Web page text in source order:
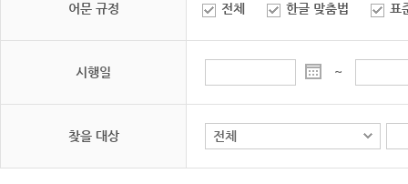
어문 규정 전체 한글 맞춤법 표
시행일 ~
찾을 대상